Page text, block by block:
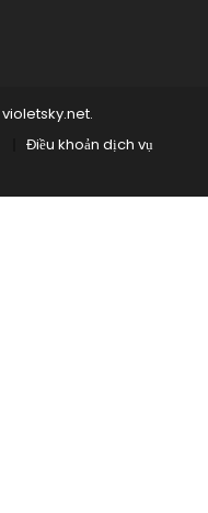
violetsky.net.
Điều khoản dịch vụ